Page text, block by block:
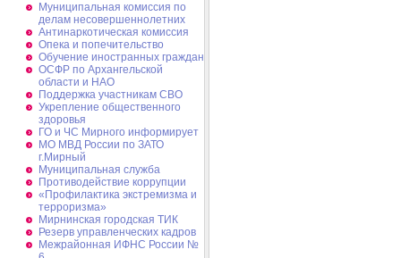
Муниципальная комиссия по
делам несовершеннолетних
Антинаркотическая комиссия
Опека и попечительство
Обучение иностранных граждан
ОСФР по Архангельской
области и НАО
Поддержка участникам СВО
Укрепление общественного
здоровья
ГО и ЧС Мирного информирует
МО МВД России по ЗАТО
г.Мирный
Муниципальная cлужба
Противодействие коррупции
«Профилактика экстремизма и
терроризма»
Мирнинская городская ТИК
Резерв управленческих кадров
Межрайонная ИФНС России №